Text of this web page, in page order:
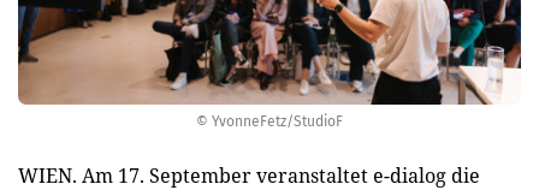
© YvonneFetz/StudioF
WIEN. Am 17. September veranstaltet e-dialog die